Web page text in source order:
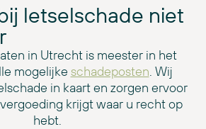
letselschade niet
in Utrecht is meester in het
mogelijke schadeposten. Wij
in kaart en zorgen ervoor
krijgt waar u recht op
hebt.